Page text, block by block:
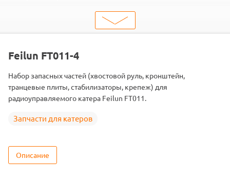
2000000050324
Запчасти для судомоделей
Подходит
Feilun FT011-4
Набор запасных частей (хвостовой руль, кронштейн,
транцевые плиты, стабилизаторы, крепеж) для
радиоуправляемого катера Feilun FT011.
Запчасти для катеров
Описание